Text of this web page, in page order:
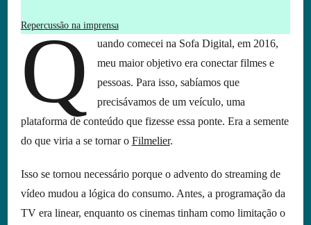
Repercussão na imprensa
Q
uando comecei na Sofa Digital, em 2016,
meu maior objetivo era conectar filmes e
pessoas. Para isso, sabíamos que
precisávamos de um veículo, uma
plataforma de conteúdo que fizesse essa ponte. Era a semente
do que viria a se tornar o Filmelier.
Isso se tornou necessário porque o advento do streaming de
vídeo mudou a lógica do consumo. Antes, a programação da
TV era linear, enquanto os cinemas tinham como limitação o